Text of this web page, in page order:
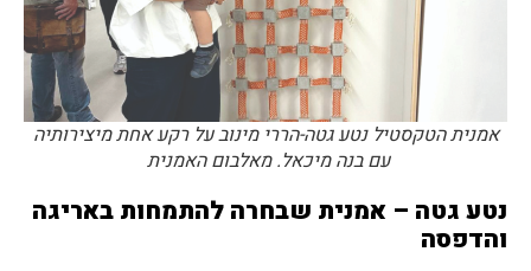
אמנית הטקסטיל נטע גטה-הררי מינוב על רקע אחת מיצירותיה
עם בנה מיכאל. מאלבום האמנית
נטע גטה – אמנית שבחרה להתמחות באריגה
והדפסה